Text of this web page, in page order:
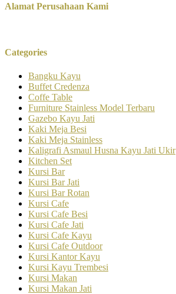
Alamat Perusahaan Kami
Categories
Bangku Kayu
Buffet Credenza
Coffe Table
Furniture Stainless Model Terbaru
Gazebo Kayu Jati
Kaki Meja Besi
Kaki Meja Stainless
Kaligrafi Asmaul Husna Kayu Jati Ukir
Kitchen Set
Kursi Bar
Kursi Bar Jati
Kursi Bar Rotan
Kursi Cafe
Kursi Cafe Besi
Kursi Cafe Jati
Kursi Cafe Kayu
Kursi Cafe Outdoor
Kursi Kantor Kayu
Kursi Kayu Trembesi
Kursi Makan
Kursi Makan Jati